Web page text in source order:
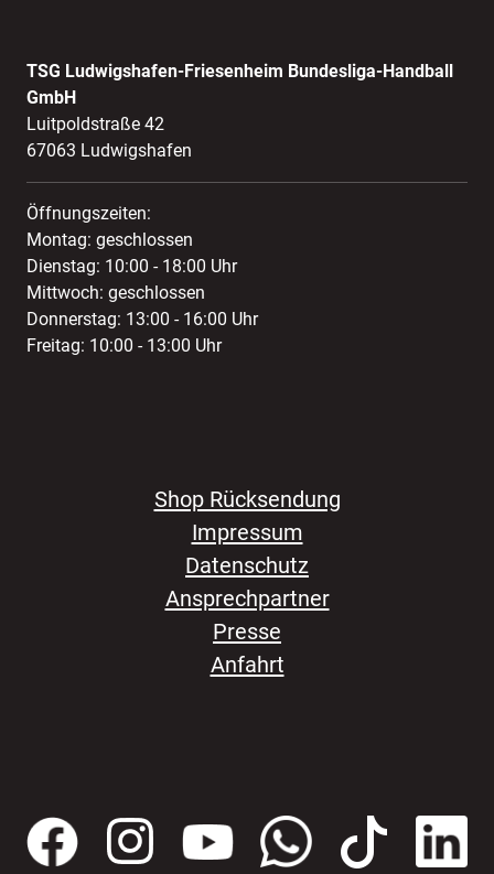
TSG Ludwigshafen-Friesenheim Bundesliga-Handball
GmbH
Luitpoldstraße 42
67063 Ludwigshafen
Öffnungszeiten:
Montag: geschlossen
Dienstag: 10:00 - 18:00 Uhr
Mittwoch: geschlossen
Donnerstag: 13:00 - 16:00 Uhr
Freitag: 10:00 - 13:00 Uhr
Shop Rücksendung
Impressum
Datenschutz
Ansprechpartner
Presse
Anfahrt